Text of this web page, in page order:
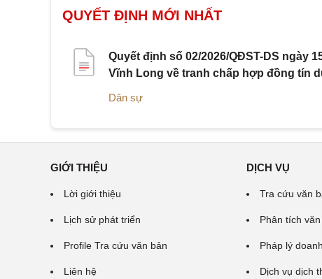
QUYẾT ĐỊNH MỚI NHẤT
Quyết định số 02/2026/QĐST-DS ngày
Vĩnh Long về tranh chấp hợp đồng tín
Dân sự
GIỚI THIỆU
Lời giới thiệu
Lịch sử phát triển
Profile Tra cứu văn bản
Liên hệ
DỊCH VỤ
Tra cứu văn
Phân tích
Pháp lý
Dịch vụ dịch